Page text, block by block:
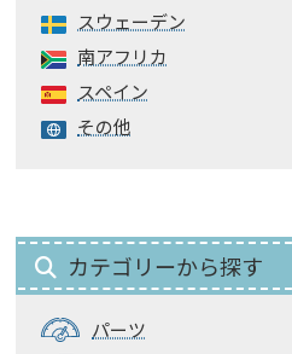
スウェーデン
南アフリカ
スペイン
その他
カテゴリーから探す
パーツ